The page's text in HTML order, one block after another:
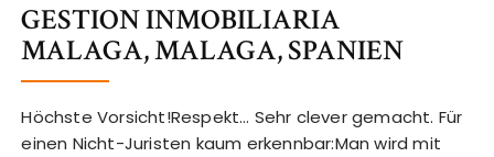
GESTION INMOBILIARIA
MALAGA, MALAGA, SPANIEN
Höchste Vorsicht!Respekt… Sehr clever gemacht. Für
einen Nicht-Juristen kaum erkennbar:Man wird mit